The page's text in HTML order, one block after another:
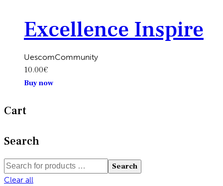
Excellence Inspire
UescomCommunity
10.00€
Buy nowCe
options
peuvent
Cart
Search
Search
Clear all